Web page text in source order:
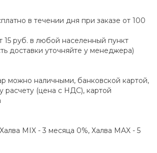
в течении дня при заказе от 100
15 руб. в любой населенный пункт
доставки уточняйте у менеджера)
можно наличными, банковской картой,
расчету (цена с НДС), картой
MIX - 3 месяца 0%, Халва MAX - 5